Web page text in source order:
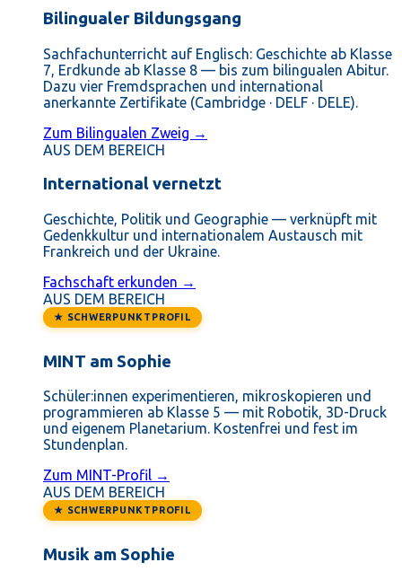
Bilingualer Bildungsgang
Sachfachunterricht auf Englisch: Geschichte ab Klasse
7, Erdkunde ab Klasse 8 — bis zum bilingualen Abitur.
Dazu vier Fremdsprachen und international
anerkannte Zertifikate (Cambridge · DELF · DELE).
Zum Bilingualen Zweig →
AUS DEM BEREICH
International vernetzt
Geschichte, Politik und Geographie — verknüpft mit
Gedenkkultur und internationalem Austausch mit
Frankreich und der Ukraine.
Fachschaft erkunden →
AUS DEM BEREICH
★ SCHWERPUNKTPROFIL
MINT am Sophie
Schüler:innen experimentieren, mikroskopieren und
programmieren ab Klasse 5 — mit Robotik, 3D-Druck
und eigenem Planetarium. Kostenfrei und fest im
Stundenplan.
Zum MINT-Profil →
AUS DEM BEREICH
★ SCHWERPUNKTPROFIL
Musik am Sophie